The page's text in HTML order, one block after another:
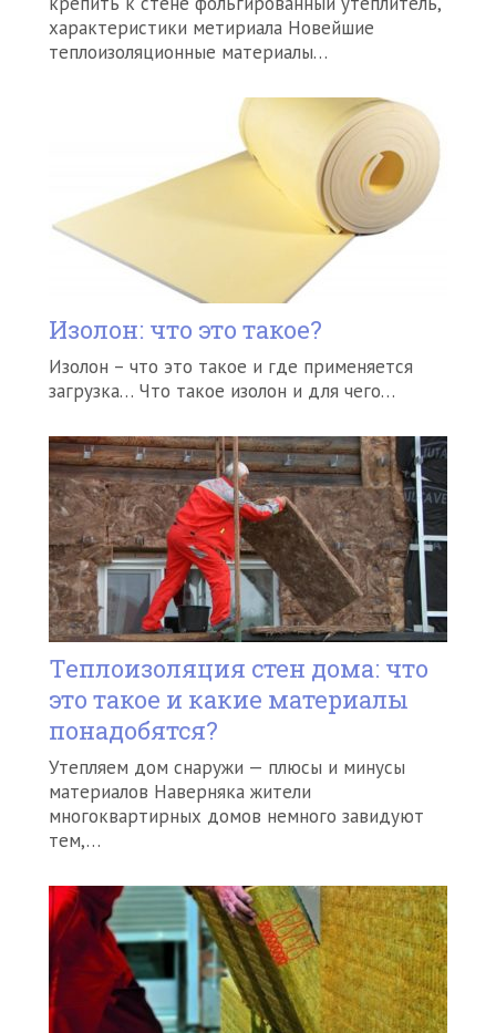
характеристики метириала Новейшие
теплоизоляционные материалы…
Изолон: что это такое?
Изолон – что это такое и где применяется
загрузка… Что такое изолон и для чего…
Теплоизоляция стен дома: что
это такое и какие материалы
понадобятся?
Утепляем дом снаружи — плюсы и минусы
материалов Наверняка жители
многоквартирных домов немного завидуют
тем,…